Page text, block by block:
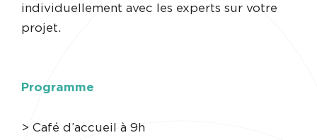
individuellement avec les experts sur votre
projet.
Programme
> Café d’accueil à 9h